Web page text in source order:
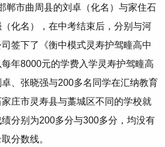
郸市曲周县的刘卓（化名）与家住石
化名），在中考结束后，分别与河
签下了《衡中模式灵寿护驾疃高中
年8000元的学费入学灵寿护驾疃高
、张晓强与200多名同学在汇纳教育
庄市灵寿县与藁城区不同的学校就
分别为200多分与300多分，均没有
分数线。